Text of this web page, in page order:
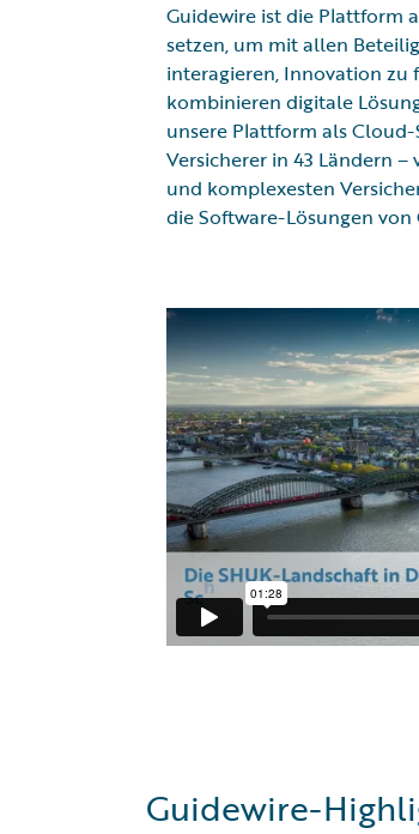
Guidewire ist die Plattform
setzen, um mit allen
interagieren, Innovation zu
kombinieren digitale
unsere Plattform als
Versicherer in 43 Ländern
und komplexesten
die Software-Lösungen von
Guidewire-